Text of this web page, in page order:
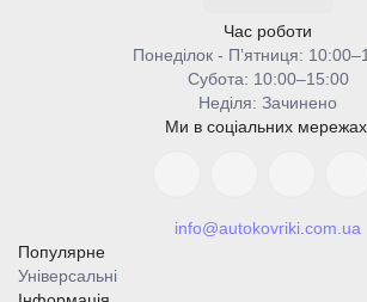
Час роботи
Понеділок - Пʼятниця:
Cубота: 10:00–15:00
Неділя: Зачинено
Ми в соціальних
info@autokovriki.com.ua
Популярне
Універсальні